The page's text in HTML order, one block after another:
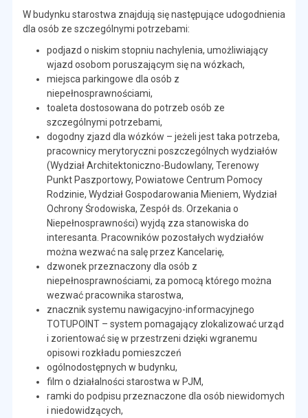
W budynku starostwa znajdują się następujące udogodnienia
dla osób ze szczególnymi potrzebami:
podjazd o niskim stopniu nachylenia, umożliwiający
wjazd osobom poruszającym się na wózkach,
miejsca parkingowe dla osób z
niepełnosprawnościami,
toaleta dostosowana do potrzeb osób ze
szczególnymi potrzebami,
dogodny zjazd dla wózków – jeżeli jest taka potrzeba,
pracownicy merytoryczni poszczególnych wydziałów
(Wydział Architektoniczno-Budowlany, Terenowy
Punkt Paszportowy, Powiatowe Centrum Pomocy
Rodzinie, Wydział Gospodarowania Mieniem, Wydział
Ochrony Środowiska, Zespół ds. Orzekania o
Niepełnosprawności) wyjdą zza stanowiska do
interesanta. Pracowników pozostałych wydziałów
można wezwać na salę przez Kancelarię,
dzwonek przeznaczony dla osób z
niepełnosprawnościami, za pomocą którego można
wezwać pracownika starostwa,
znacznik systemu nawigacyjno-informacyjnego
TOTUPOINT – system pomagający zlokalizować urząd
i zorientować się w przestrzeni dzięki wgranemu
opisowi rozkładu pomieszczeń
ogólnodostępnych w budynku,
film o działalności starostwa w PJM,
ramki do podpisu przeznaczone dla osób niewidomych
i niedowidzących,